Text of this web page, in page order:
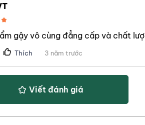
gậy vô cùng đẳng cấp và chất
Thích 3 năm trước
Viết đánh giá